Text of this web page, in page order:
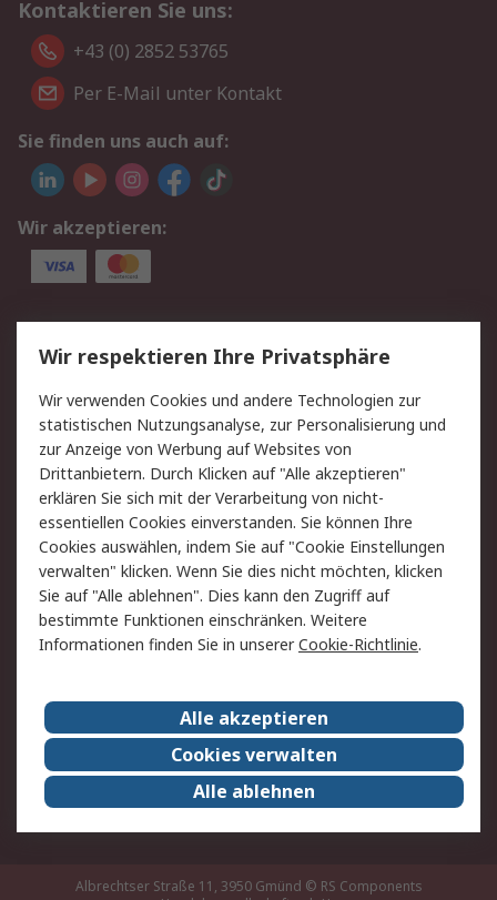
Kontaktieren Sie uns:
+43 (0) 2852 53765
Per E-Mail unter Kontakt
Sie finden uns auch auf:
Wir akzeptieren:
Service
Value Added Services
Lieferlösungen
Rücksendung/Entsorgung Kontakt
Hilfe
Rechtliches
RS Verkaufs- und
Lieferbedingungen
Datenschutz
Cookie-Richtlinie
Zahlungsbedingungen
Impressum
Webseite Konditionen
RS weltweit
Karriere bei RS
Nachhaltigkeit
Qualität/Zertifikate
Presse-Center
Event-Center
Albrechtser Straße 11, 3950 Gmünd © RS Components
Wir respektieren Ihre Privatsphäre
Wir verwenden Cookies und andere Technologien zur
statistischen Nutzungsanalyse, zur Personalisierung und
zur Anzeige von Werbung auf Websites von
Drittanbietern. Durch Klicken auf "Alle akzeptieren"
erklären Sie sich mit der Verarbeitung von nicht-
essentiellen Cookies einverstanden. Sie können Ihre
Cookies auswählen, indem Sie auf "Cookie Einstellungen
verwalten" klicken. Wenn Sie dies nicht möchten, klicken
Sie auf "Alle ablehnen". Dies kann den Zugriff auf
bestimmte Funktionen einschränken. Weitere
Informationen finden Sie in unsererCookie-Richtlinie.
Alle akzeptieren
Cookies verwalten
Alle ablehnen